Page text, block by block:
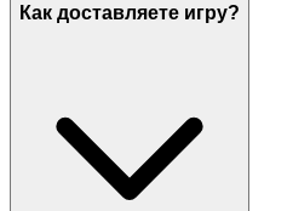
Как доставляете игру?